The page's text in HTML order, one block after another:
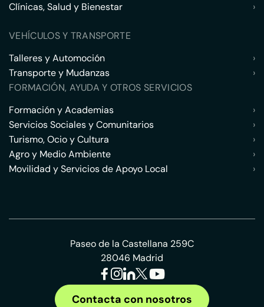
Clínicas, Salud y Bienestar
›
VEHÍCULOS Y TRANSPORTE
Talleres y Automoción
›
Transporte y Mudanzas
›
FORMACIÓN, AYUDA Y OTROS SERVICIOS
Formación y Academias
›
Servicios Sociales y Comunitarios
›
Turismo, Ocio y Cultura
›
Agro y Medio Ambiente
›
Movilidad y Servicios de Apoyo Local
›
Paseo de la Castellana 259C
28046 Madrid
Contacta con nosotros